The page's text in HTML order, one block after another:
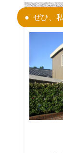
ぜひ、